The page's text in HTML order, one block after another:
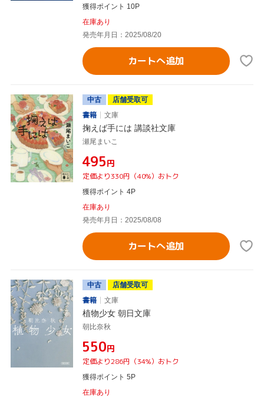
獲得ポイント 10P
在庫あり
発売年月日：2025/08/20
カートへ追加
中古
店舗受取可
書籍
文庫
掬えば手には 講談社文庫
瀬尾まいこ
¥495円
定価より330円（40%）おトク
獲得ポイント 4P
在庫あり
発売年月日：2025/08/08
カートへ追加
中古
店舗受取可
書籍
文庫
植物少女 朝日文庫
朝比奈秋
¥550円
定価より286円（34%）おトク
獲得ポイント 5P
在庫あり